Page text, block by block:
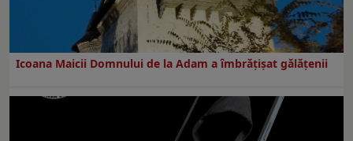
Icoana Maicii Domnului de la Adam a îmbrățișat gălățenii